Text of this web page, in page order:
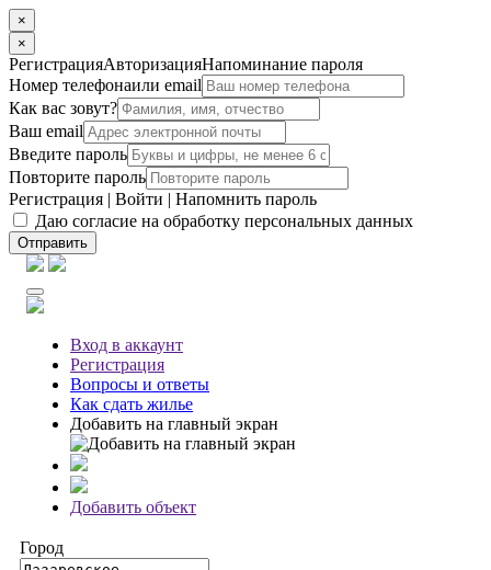
×
×
РегистрацияАвторизацияНапоминание пароля
Номер телефонаили email
Как вас зовут?
Ваш email
Введите пароль
Повторите пароль
Регистрация | Войти | Напомнить пароль
Даю согласие на обработку персональных данных
Отправить
Вход в аккаунт
Регистрация
Вопросы и ответы
Как сдать жилье
Добавить на главный экран
Добавить объект
Город